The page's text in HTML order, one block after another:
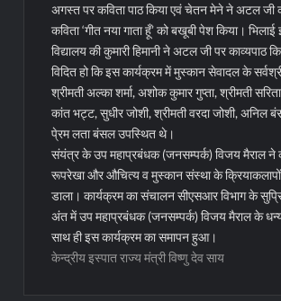
अगस्त पर कविता पाठ किया एवं चेतन मेने ने अटल जी
कविता ‘गीत नया गाता हूँ’ को बखूबी पेश किया।
विद्यालय की कुमारी हिमानी ने अटल जी पर काव्यपाठ
विदित हो कि इस कार्यक्रम में मुस्कान सेवादल के
श्रीमती अल्का शर्मा, अशोक कुमार गुप्ता, श्रीमती
कांत भट्ट, सुधीर जोशी, श्रीमती वरदा जोशी, अनिल
पे्रम लता बंसल उपस्थित थे।
संयंत्र के उप महाप्रबंधक (जनसम्पर्क) विजय मैराल ने
रूपरेखा और औचित्य व मुस्कान संस्था के
डाला। कार्यक्रम का संचालन सीएसआर विभाग के
अंत में उप महाप्रबंधक (जनसम्पर्क) विजय मैराल के
साथ ही इस कार्यक्रम का समापन हुआ।
केन्द्रीय इस्पात राज्य मंत्री विष्णु देव साय